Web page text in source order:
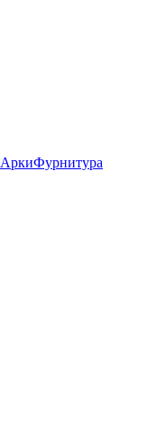
АркиФурнитура